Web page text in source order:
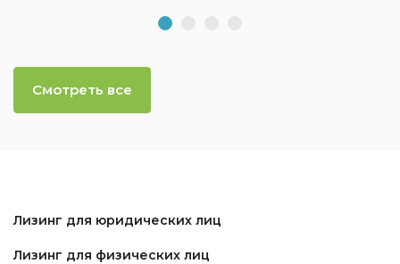
Смотреть все
Лизинг для юридических лиц
Лизинг для физических лиц